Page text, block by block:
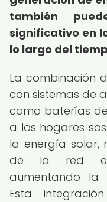
también
significativo en
lo largo del
La combinación
con sistemas de
como baterías
a los hogares
la energía solar,
de la red
aumentando la
Esta